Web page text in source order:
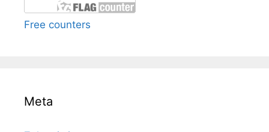
Free counters
Meta